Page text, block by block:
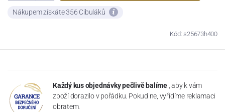
Nákupem získáte 356 Cibuláků
Kód: s25673h400
Každý kus objednávky pečlivě balíme , aby k vám
zboží dorazilo v pořádku. Pokud ne, vyřídíme reklamaci
obratem.